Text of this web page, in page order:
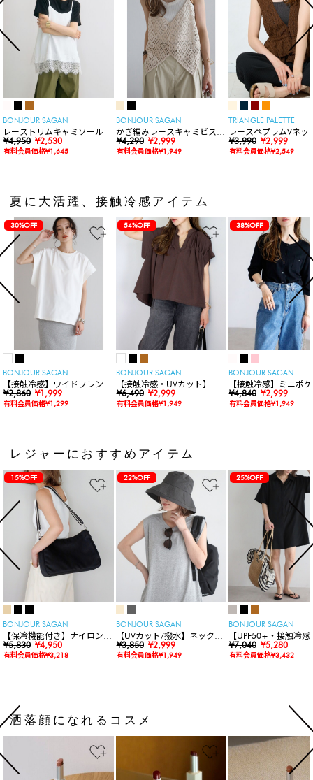
BONJOUR SAGAN
レーストリムキャミソール
¥4,950 ¥2,530
有料会員価格¥1,645
BONJOUR SAGAN
かぎ編みレースキャミビスチ
ェ
¥4,290 ¥2,999
有料会員価格¥1,949
TRIANGLE PALETTE
レースペプラムVネッ
ト
¥3,990 ¥2,999
有料会員価格¥2,549
夏に大活躍、接触冷感アイテム
30%OFF
BONJOUR SAGAN
【接触冷感】ワイドフレンチ
スリーブTシャツ
¥2,860 ¥1,999
有料会員価格¥1,299
54%OFF
BONJOUR SAGAN
【接触冷感・UVカット】シ
ャーリングスキッパートップ
ス
¥6,490 ¥2,999
有料会員価格¥1,949
38%OFF
BONJOUR SAGAN
【接触冷感】ミニポ
袖ニットカーディガン
¥4,840 ¥2,999
有料会員価格¥1,949
レジャーにおすすめアイテム
15%OFF
BONJOUR SAGAN
【保冷機能付き】ナイロンシ
ョルダーバッグ
¥5,830 ¥4,950
有料会員価格¥3,218
22%OFF
BONJOUR SAGAN
【UVカット/撥水】ネックカ
バー付きワイドリムハット
¥3,850 ¥2,999
有料会員価格¥1,949
25%OFF
BONJOUR SAGAN
【UPF50+・接触冷感
水】【水陸両用】ラ
ードロンパース
¥7,040 ¥5,280
有料会員価格¥3,432
洒落顔になれるコスメ